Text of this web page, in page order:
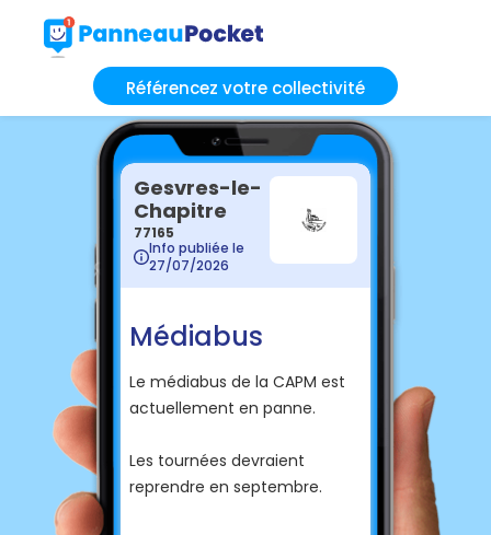
Référencez votre collectivité
Gesvres-le-
Chapitre
77165
Info publiée le
27/07/2026
Médiabus
Le médiabus de la CAPM est
actuellement en panne.
Les tournées devraient
reprendre en septembre.